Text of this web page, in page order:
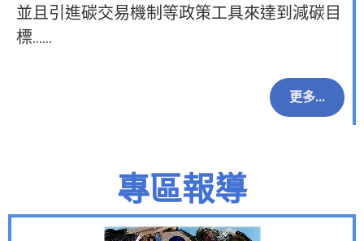
並且引進碳交易機制等政策工具來達到減碳目
標……
更多...
專區報導